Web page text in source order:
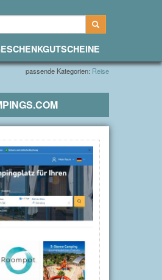
passende Kategorien: Reise